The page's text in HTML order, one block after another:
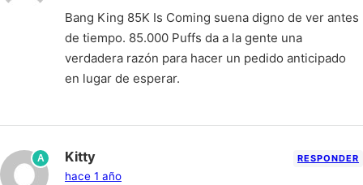
Bang King 85K Is Coming suena digno de ver antes
de tiempo. 85.000 Puffs da a la gente una
verdadera razón para hacer un pedido anticipado
en lugar de esperar.
A Kitty
hace 1 año
RESPONDER